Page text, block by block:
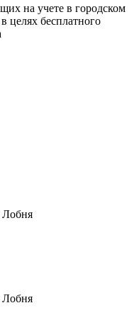
на учете в городском
целях бесплатного
Лобня
Лобня